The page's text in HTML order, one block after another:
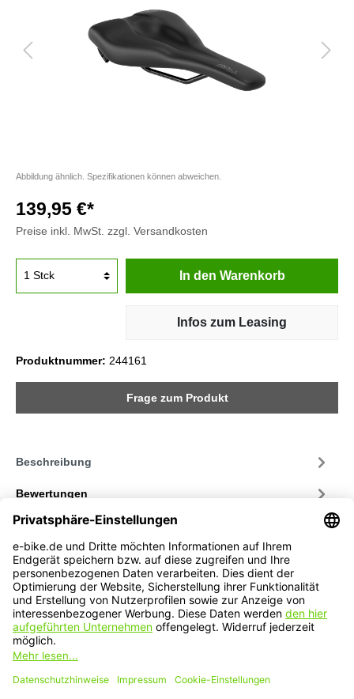
Abbildung ähnlich. Spezifikationen können abweichen.
139,95 €*
Preise inkl. MwSt. zzgl. Versandkosten
In den Warenkorb
Infos zum Leasing
Produktnummer: 244161
Frage zum Produkt
Beschreibung
Bewertungen
Service-Hotline
Service
Informationen